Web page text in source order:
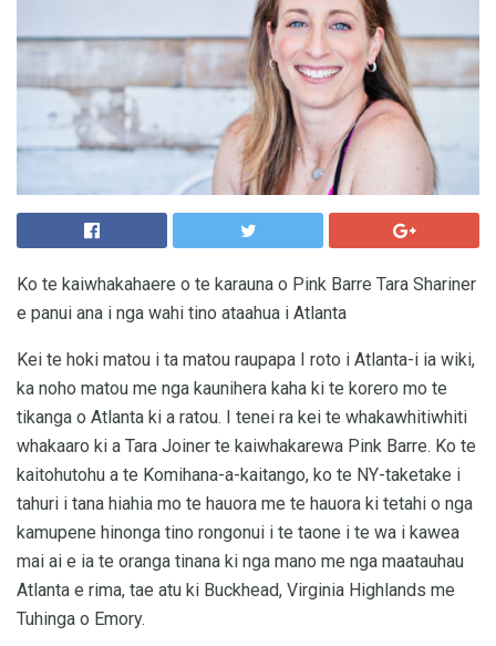
Ko te kaiwhakahaere o te karauna o Pink Barre Tara Shariner
e panui ana i nga wahi tino ataahua i Atlanta
Kei te hoki matou i ta matou raupapa I roto i Atlanta-i ia wiki,
ka noho matou me nga kaunihera kaha ki te korero mo te
tikanga o Atlanta ki a ratou. I tenei ra kei te whakawhitiwhiti
whakaaro ki a Tara Joiner te kaiwhakarewa Pink Barre. Ko te
kaitohutohu a te Komihana-a-kaitango, ko te NY-taketake i
tahuri i tana hiahia mo te hauora me te hauora ki tetahi o nga
kamupene hinonga tino rongonui i te taone i te wa i kawea
mai ai e ia te oranga tinana ki nga mano me nga maatauhau
Atlanta e rima, tae atu ki Buckhead, Virginia Highlands me
Tuhinga o Emory.